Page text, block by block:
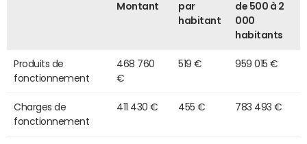
Montant
par
habitant
de 500 à 2
000
habitants
Produits de
fonctionnement
468 760
€
519 € 959 015 €
Charges de
fonctionnement
411 430 € 455 € 783 493 €